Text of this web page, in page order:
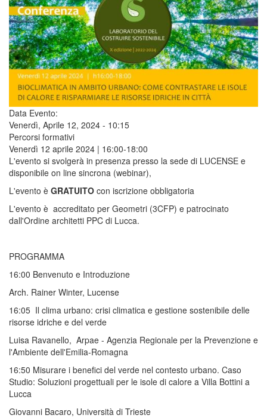
Data Evento:
Venerdì, Aprile 12, 2024 - 10:15
Percorsi formativi
Venerdì 12 aprile 2024 | 16:00-18:00
L'evento si svolgerà in presenza presso la sede di LUCENSE e
disponibile on line sincrona (webinar),
L'evento è GRATUITO con iscrizione obbligatoria
L'evento è accreditato per Geometri (3CFP) e patrocinato
dall'Ordine architetti PPC di Lucca.
PROGRAMMA
16:00 Benvenuto e Introduzione
Arch. Rainer Winter, Lucense
16:05 Il clima urbano: crisi climatica e gestione sostenibile delle
risorse idriche e del verde
Luisa Ravanello, Arpae - Agenzia Regionale per la Prevenzione e
l'Ambiente dell'Emilia-Romagna
16:50 Misurare i benefici del verde nel contesto urbano. Caso
Studio: Soluzioni progettuali per le isole di calore a Villa Bottini a
Lucca
Giovanni Bacaro, Università di Trieste